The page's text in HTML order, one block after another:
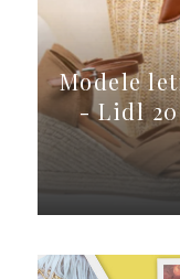
Modele
- Lidl